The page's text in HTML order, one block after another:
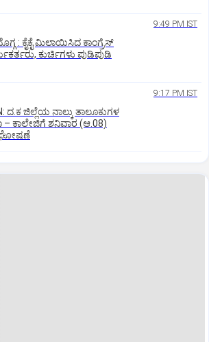
9:49 PM IST
: ಕೈಕೈ ಮಿಲಾಯಿಸಿದ ಕಾಂಗ್ರೆಸ್
ಕುರ್ಚಿಗಳು ಪುಡಿಪುಡಿ
9:17 PM IST
ದ.ಕ ಜಿಲ್ಲೆಯ ನಾಲ್ಕು ತಾಲೂಕುಗಳ
– ಕಾಲೇಜಿಗೆ ಶನಿವಾರ (ಆ.08)